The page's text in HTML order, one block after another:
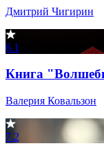
Дмитрий Чигирин
6.1
Книга
Валерия Ковальзон
7.2